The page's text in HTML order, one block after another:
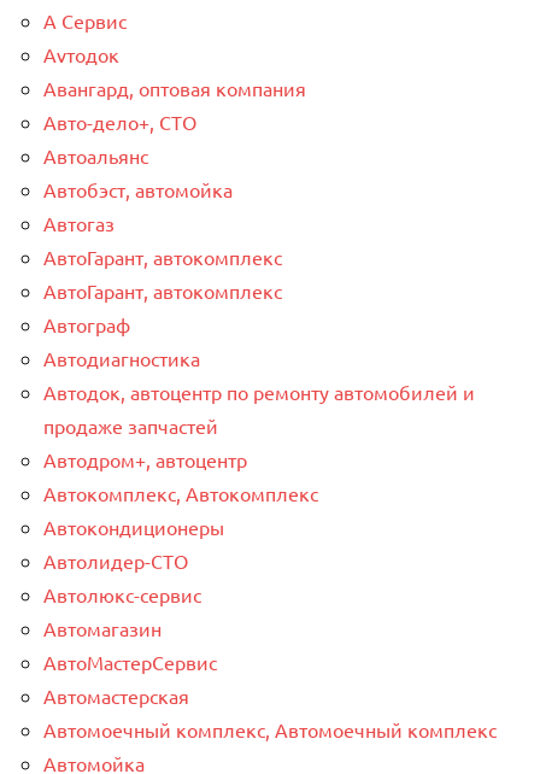
А Сервис
Аvтодок
Авангард, оптовая компания
Авто-дело+, СТО
Автоальянс
Автобэст, автомойка
Автогаз
АвтоГарант, автокомплекс
АвтоГарант, автокомплекс
Автограф
Автодиагностика
Автодок, автоцентр по ремонту автомобилей и
продаже запчастей
Автодром+, автоцентр
Автокомплекс, Автокомплекс
Автокондиционеры
Автолидер-СТО
Автолюкс-сервис
Автомагазин
АвтоМастерСервис
Автомастерская
Автомоечный комплекс, Автомоечный комплекс
Автомойка